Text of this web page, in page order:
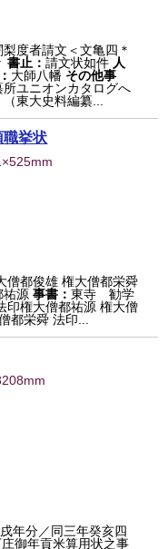
度者請文＜文亀四＊
書止：請文状如件 人
大師八幡 その他事
所ユニオンカタログへ
（東大史料編纂...
職挙状
僧都俊雄 権大僧都栄舜
祐源 事書：東寺 勧学
印権大僧都祐源 権大僧
都栄舜 法印...
年分／同三年癸亥四
御年貢米算用状之事